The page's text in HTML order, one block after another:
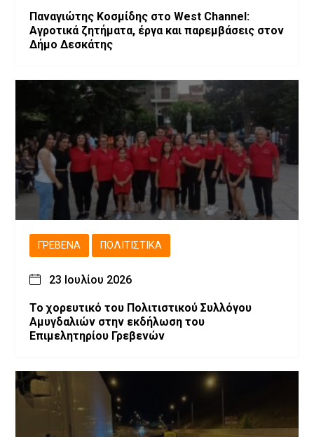
Παναγιώτης Κοσμίδης στο West Channel:
Αγροτικά ζητήματα, έργα και παρεμβάσεις στον
Δήμο Δεσκάτης
ΓΡΕΒΕΝΆ ΠΟΛΙΤΙΣΤΙΚΆ
23 Ιουλίου 2026
Το χορευτικό του Πολιτιστικού Συλλόγου
Αμυγδαλιών στην εκδήλωση του
Επιμελητηρίου Γρεβενών